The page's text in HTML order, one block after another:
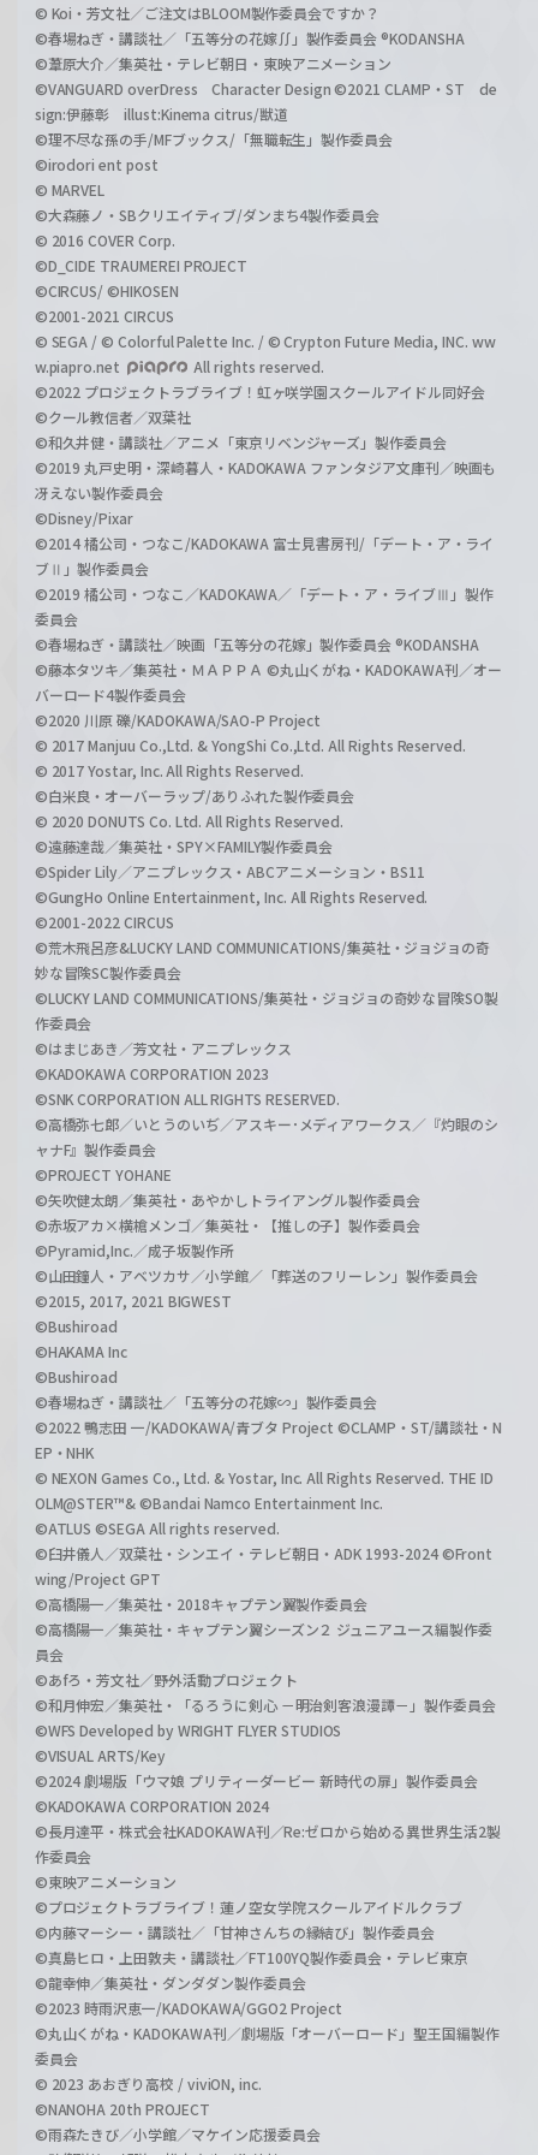
© Koi・芳文社／ご注文はBLOOM製作委員会ですか？
©春場ねぎ・講談社／「五等分の花嫁∬」製作委員会 ®KODANSHA
©葦原大介／集英社・テレビ朝日・東映アニメーション
©VANGUARD overDress Character Design ©2021 CLAMP・ST de
sign:伊藤彰 illust:Kinema citrus/獣道
©理不尽な孫の手/MFブックス/「無職転生」製作委員会
©irodori ent post
© MARVEL
©大森藤ノ・SBクリエイティブ/ダンまち4製作委員会
© 2016 COVER Corp.
©D_CIDE TRAUMEREI PROJECT
©CIRCUS/ ©HIKOSEN
©2001-2021 CIRCUS
© SEGA / © Colorful Palette Inc. / © Crypton Future Media, INC. ww
w.piapro.net
All rights reserved.
©2022 プロジェクトラブライブ！虹ヶ咲学園スクールアイドル同好会
©クール教信者／双葉社
©和久井健・講談社／アニメ「東京リベンジャーズ」製作委員会
©2019 丸戸史明・深崎暮人・KADOKAWA ファンタジア文庫刊／映画も
冴えない製作委員会
©Disney/Pixar
©2014 橘公司・つなこ/KADOKAWA 富士見書房刊/「デート・ア・ライ
ブⅡ」製作委員会
©2019 橘公司・つなこ／KADOKAWA／「デート・ア・ライブⅢ」製作
委員会
©春場ねぎ・講談社／映画「五等分の花嫁」製作委員会 ®KODANSHA
©藤本タツキ／集英社・ＭＡＰＰＡ ©丸山くがね・KADOKAWA刊／オー
バーロード4製作委員会
©2020 川原 礫/KADOKAWA/SAO-P Project
© 2017 Manjuu Co.,Ltd. & YongShi Co.,Ltd. All Rights Reserved.
© 2017 Yostar, Inc. All Rights Reserved.
©白米良・オーバーラップ/ありふれた製作委員会
© 2020 DONUTS Co. Ltd. All Rights Reserved.
©遠藤達哉／集英社・SPY×FAMILY製作委員会
©Spider Lily／アニプレックス・ABCアニメーション・BS11
©GungHo Online Entertainment, Inc. All Rights Reserved.
©2001-2022 CIRCUS
©荒木飛呂彦&LUCKY LAND COMMUNICATIONS/集英社・ジョジョの奇
妙な冒険SC製作委員会
©LUCKY LAND COMMUNICATIONS/集英社・ジョジョの奇妙な冒険SO製
作委員会
©はまじあき／芳文社・アニプレックス
©KADOKAWA CORPORATION 2023
©SNK CORPORATION ALL RIGHTS RESERVED.
©高橋弥七郎／いとうのいぢ／アスキー･メディアワークス／『灼眼のシ
ャナF』製作委員会
©PROJECT YOHANE
©矢吹健太朗／集英社・あやかしトライアングル製作委員会
©赤坂アカ×横槍メンゴ／集英社・【推しの子】製作委員会
©Pyramid,Inc.／成子坂製作所
©山田鐘人・アベツカサ／小学館／「葬送のフリーレン」製作委員会
©2015, 2017, 2021 BIGWEST
©Bushiroad
©HAKAMA Inc
©Bushiroad
©春場ねぎ・講談社／「五等分の花嫁∽」製作委員会
©2022 鴨志田 一/KADOKAWA/青ブタ Project ©CLAMP・ST/講談社・N
EP・NHK
© NEXON Games Co., Ltd. & Yostar, Inc. All Rights Reserved. THE ID
OLM@STER™& ©Bandai Namco Entertainment Inc.
©ATLUS ©SEGA All rights reserved.
©臼井儀人／双葉社・シンエイ・テレビ朝日・ADK 1993-2024 ©Front
wing/Project GPT
©高橋陽一／集英社・2018キャプテン翼製作委員会
©高橋陽一／集英社・キャプテン翼シーズン２ ジュニアユース編製作委
員会
©あfろ・芳文社／野外活動プロジェクト
©和月伸宏／集英社・「るろうに剣心 －明治剣客浪漫譚－」製作委員会
©WFS Developed by WRIGHT FLYER STUDIOS
©VISUAL ARTS/Key
©2024 劇場版「ウマ娘 プリティーダービー 新時代の扉」製作委員会
©KADOKAWA CORPORATION 2024
©長月達平・株式会社KADOKAWA刊／Re:ゼロから始める異世界生活2製
作委員会
©東映アニメーション
©プロジェクトラブライブ！蓮ノ空女学院スクールアイドルクラブ
©内藤マーシー・講談社／「甘神さんちの縁結び」製作委員会
©真島ヒロ・上田敦夫・講談社／FT100YQ製作委員会・テレビ東京
©龍幸伸／集英社・ダンダダン製作委員会
©2023 時雨沢恵一/KADOKAWA/GGO2 Project
©丸山くがね・KADOKAWA刊／劇場版「オーバーロード」聖王国編製作
委員会
© 2023 あおぎり高校 / viviON, inc.
©NANOHA 20th PROJECT
©雨森たきび／小学館／マケイン応援委員会